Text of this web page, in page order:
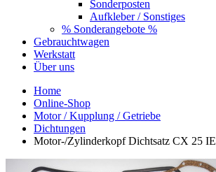
Sonderposten
Aufkleber / Sonstiges
% Sonderangebote %
Gebrauchtwagen
Werkstatt
Über uns
Home
Online-Shop
Motor / Kupplung / Getriebe
Dichtungen
Motor-/Zylinderkopf Dichtsatz CX 25 IE